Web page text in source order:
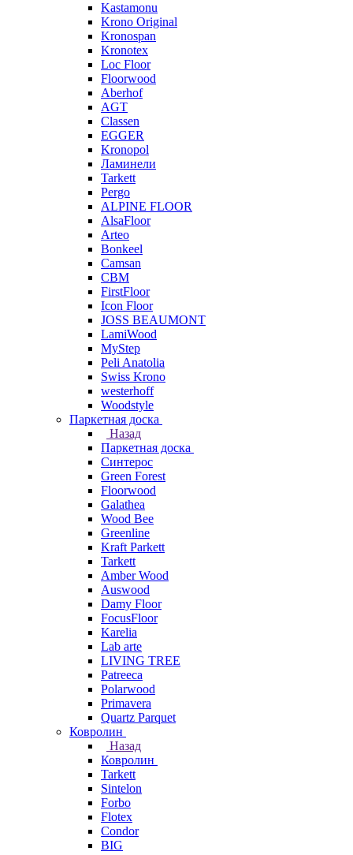
Kastamonu
Krono Original
Kronospan
Kronotex
Loc Floor
Floorwood
Aberhof
AGT
Classen
EGGER
Kronopol
Ламинели
Tarkett
Pergo
ALPINE FLOOR
AlsaFloor
Arteo
Bonkeel
Camsan
CBM
FirstFloor
Icon Floor
JOSS BEAUMONT
LamiWood
MyStep
Peli Anatolia
Swiss Krono
westerhoff
Woodstyle
Паркетная доска
Назад
Паркетная доска
Синтерос
Green Forest
Floorwood
Galathea
Wood Bee
Greenline
Kraft Parkett
Tarkett
Amber Wood
Auswood
Damy Floor
FocusFloor
Karelia
Lab arte
LIVING TREE
Patreeca
Polarwood
Primavera
Quartz Parquet
Ковролин
Назад
Ковролин
Tarkett
Sintelon
Forbo
Flotex
Condor
BIG